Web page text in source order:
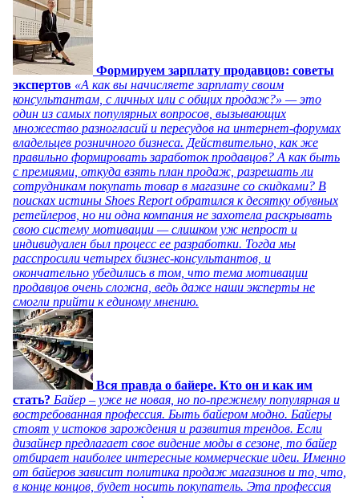
Формируем зарплату продавцов: советы
экспертов «А как вы начисляете зарплату своим
консультантам, с личных или с общих продаж?» — это
один из самых популярных вопросов, вызывающих
множество разногласий и пересудов на интернет-форумах
владельцев розничного бизнеса. Действительно, как же
правильно формировать заработок продавцов? А как быть
с премиями, откуда взять план продаж, разрешать ли
сотрудникам покупать товар в магазине со скидками? В
поисках истины Shoes Report обратился к десятку обувных
ретейлеров, но ни одна компания не захотела раскрывать
свою систему мотивации — слишком уж непрост и
индивидуален был процесс ее разработки. Тогда мы
расспросили четырех бизнес-консультантов, и
окончательно убедились в том, что тема мотивации
продавцов очень сложна, ведь даже наши эксперты не
смогли прийти к единому мнению.
Вся правда о байере. Кто он и как им
стать? Байер – уже не новая, но по-прежнему популярная и
востребованная профессия. Быть байером модно. Байеры
стоят у истоков зарождения и развития трендов. Если
дизайнер предлагает свое видение моды в сезоне, то байер
отбирает наиболее интересные коммерческие идеи. Именно
от байеров зависит политика продаж магазинов и то, что,
в конце концов, будет носить покупатель. Эта профессия